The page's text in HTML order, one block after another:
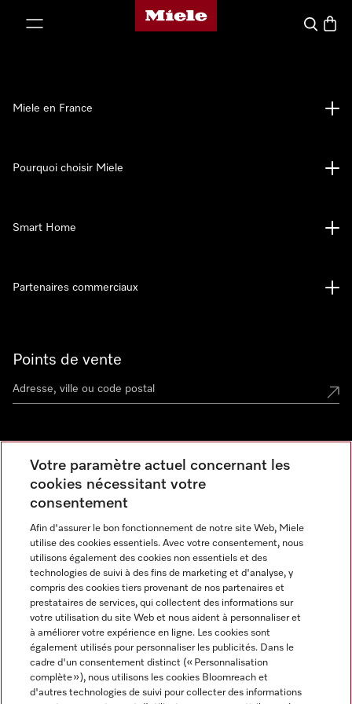
Page d'accueil Miele
Search
Points de vente
Découvrez la boutique Miele proche de chez vous
Newsletter
Miele en France
Pourquoi choisir Miele
Smart Home
Partenaires commerciaux
Miele sur Instagram
Miele sur Facebook
Miele sur Youtube
Votre paramètre actuel concernant les
cookies nécessitant votre
consentement
Afin d'assurer le bon fonctionnement de notre site Web, Miele
utilise des cookies essentiels. Avec votre consentement, nous
utilisons également des cookies non essentiels et des
technologies de suivi à des fins de marketing et d'analyse, y
compris des cookies tiers provenant de nos partenaires et
prestataires de services, qui collectent des informations sur
votre utilisation du site Web et nous aident à personnaliser et
à améliorer votre expérience en ligne. Les cookies sont
également utilisés pour personnaliser les publicités. Dans le
cadre d'un consentement distinct (« Personnalisation
complète »), nous utilisons les cookies Bloomreach et
d'autres technologies de suivi pour collecter des informations